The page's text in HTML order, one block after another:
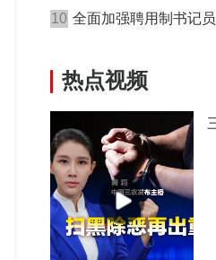
10 全面加强聘用制书记
热点视频